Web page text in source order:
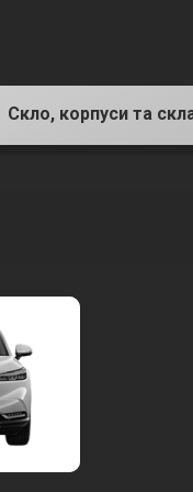
Скло, корпуси та